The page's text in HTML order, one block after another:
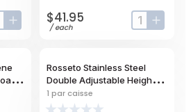
label
button-plus
$41.95
/each input-label
0.5
Rosseto Stainless Steel
Double Adjustable Height
Heat Lamp
1 par caisse